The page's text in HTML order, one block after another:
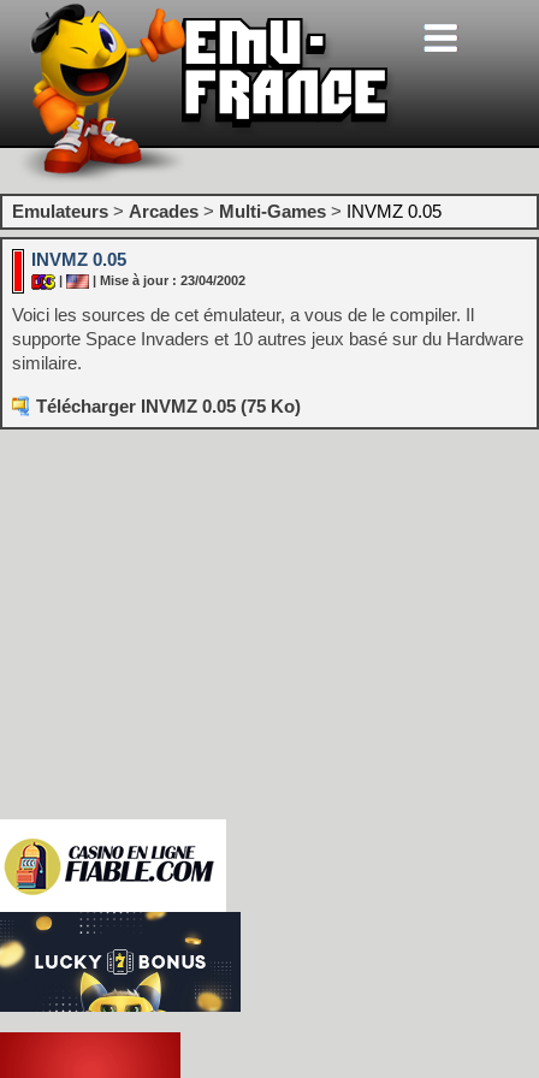
Emulateurs > Arcades > Multi-Games > INVMZ 0.05
INVMZ 0.05
| | Mise à jour : 23/04/2002
Voici les sources de cet émulateur, a vous de le compiler. Il
supporte Space Invaders et 10 autres jeux basé sur du Hardware
similaire.
Télécharger INVMZ 0.05 (75 Ko)